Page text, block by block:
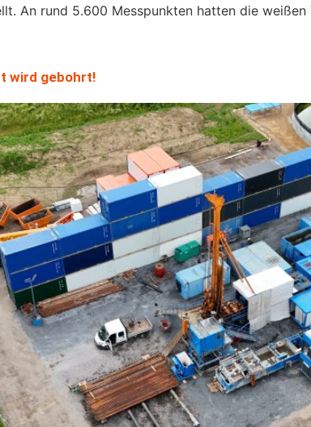
An rund 5.600 Messpunkten hatten die
wird gebohrt!